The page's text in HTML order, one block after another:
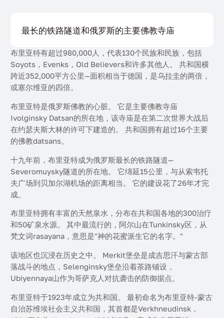
布里亚特有超过980,000人，代表130个民族和民族，包括
Soyots，Evenks，Old Believers和许多其他人。 共和国横
跨近352,000平方公里—面积相当于德国，是乌拉圭的两倍，
或塞尔维亚的四倍。
布里亚特是俄罗斯佛教的心脏。 它是主要佛教寺庙
Ivolginsky Datsan的所在地，该寺庙是在第二次世界大战后
在约瑟夫斯大林的许可下建造的。 共和国拥有超过16个主要
的佛教datsans。
十九年前，布里亚特成为俄罗斯最长的铁路隧道—
Severomuysky隧道的所在地。 它绵延15公里，与从索韦托
夫广场到贝加尔湖机场的距离相当。 它的建设花了26年才完
成。
布里亚特拥有丰富的天然泉水，分布在共和国各地的300治疗
和50矿泉水源。 其中最流行的，阿尔山在Tunkinsky区，从
梵文词rasayana，意思是"神的花蜜派生它的名字。"
该地区也沉浸在历史之中。 Merkit堡垒是成吉思汗与蒙古部
落战斗的地点，Selenginsky堡垒沿着茶路铺设，
Ubiyennaya山作为哥萨克人对抗袭击的防御据点。
布里亚特于1923年成立为共和国。 最初命名为布里亚特-蒙古
自治苏维埃社会主义共和国，其首都是Verkhneudinsk，
最长的铁路隧道和俄罗斯的主要佛教寺庙